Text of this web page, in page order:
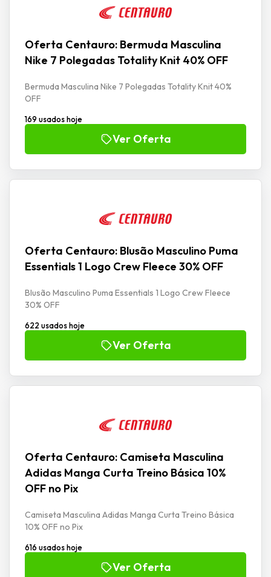
Oferta Centauro: Bermuda Masculina
Nike 7 Polegadas Totality Knit 40% OFF
Bermuda Masculina Nike 7 Polegadas Totality Knit 40%
OFF
169 usados hoje
Ver Oferta
Oferta Centauro: Blusão Masculino Puma
Essentials 1 Logo Crew Fleece 30% OFF
Blusão Masculino Puma Essentials 1 Logo Crew Fleece
30% OFF
622 usados hoje
Ver Oferta
Oferta Centauro: Camiseta Masculina
Adidas Manga Curta Treino Básica 10%
OFF no Pix
Camiseta Masculina Adidas Manga Curta Treino Básica
10% OFF no Pix
616 usados hoje
Ver Oferta